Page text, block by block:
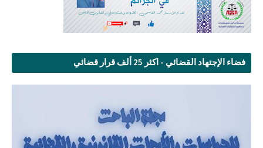
فضاء الإجتهاد القضائي - اكثر 25 ألف قرار قضائي